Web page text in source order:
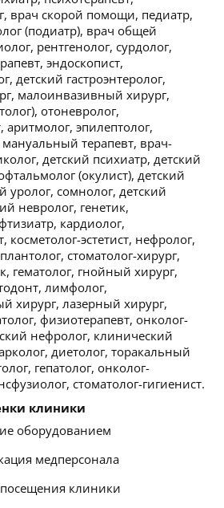
врач скорой помощи, педиатр,
(подиатр), врач общей
рентгенолог, сурдолог,
эндоскопист,
детский гастроэнтеролог,
малоинвазивный хирург,
отоневролог,
эпилептолог,
мануальный терапевт, врач-
детский психиатр, детский
(окулист), детский
уролог, сомнолог, детский
невролог, генетик,
кардиолог,
косметолог-эстетист, нефролог,
стоматолог-хирург,
гематолог, гнойный хирург,
лимфолог,
хирург, лазерный хирург,
физиотерапевт, онколог-
нефролог, клинический
диетолог, торакальный
гепатолог, онколог-
стоматолог-гигиенист.
клиники
оборудованием
медперсонала
клиники